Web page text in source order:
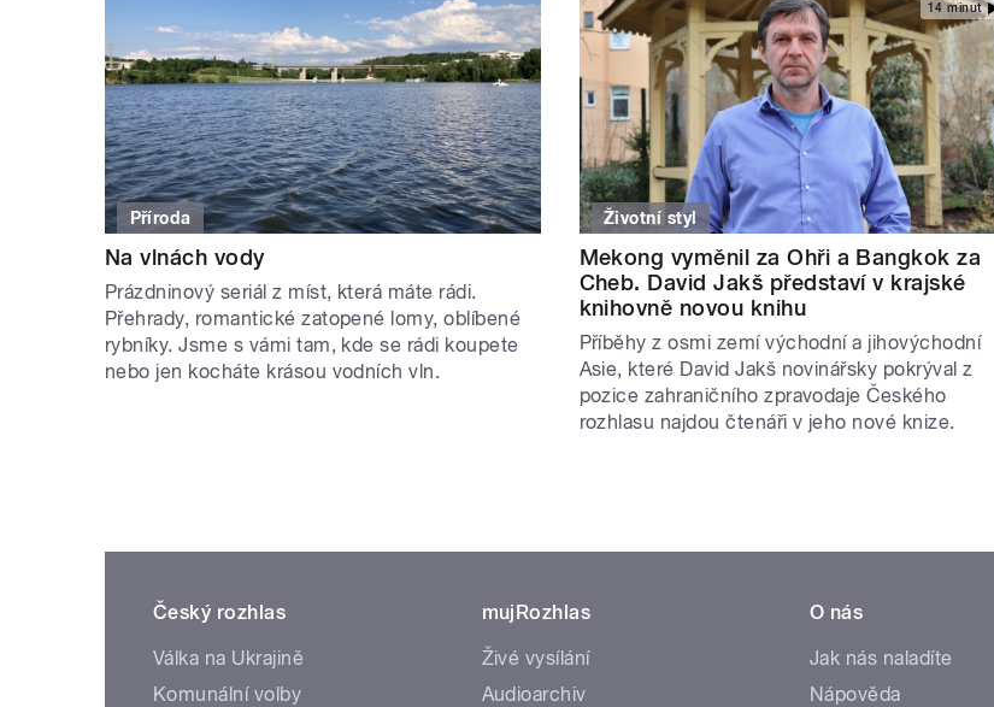
Příroda
Na vlnách vody
Prázdninový seriál z míst, která máte rádi.
Přehrady, romantické zatopené lomy, oblíbené
rybníky. Jsme s vámi tam, kde se rádi koupete
nebo jen kocháte krásou vodních vln.
14 minut
Životní styl
Mekong vyměnil za Ohři a Bangkok za
Cheb. David Jakš představí v krajské
knihovně novou knihu
Příběhy z osmi zemí východní a jihovýchodní
Asie, které David Jakš novinářsky pokrýval z
pozice zahraničního zpravodaje Českého
rozhlasu najdou čtenáři v jeho nové knize.
Český rozhlas
Válka na Ukrajině
Komunální volby
mujRozhlas
Živé vysílání
Audioarchiv
O nás
Jak nás naladíte
Nápověda